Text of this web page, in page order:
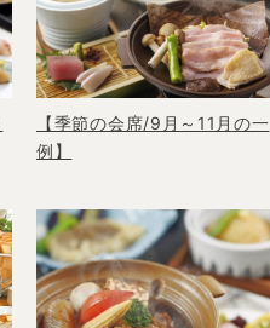
【季節の会席/9月～11月の一
例】